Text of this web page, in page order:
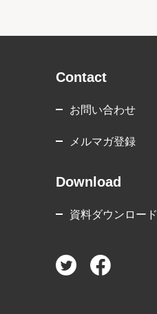
Contact
お問い合わせ
メルマガ登録
Download
資料ダウンロード